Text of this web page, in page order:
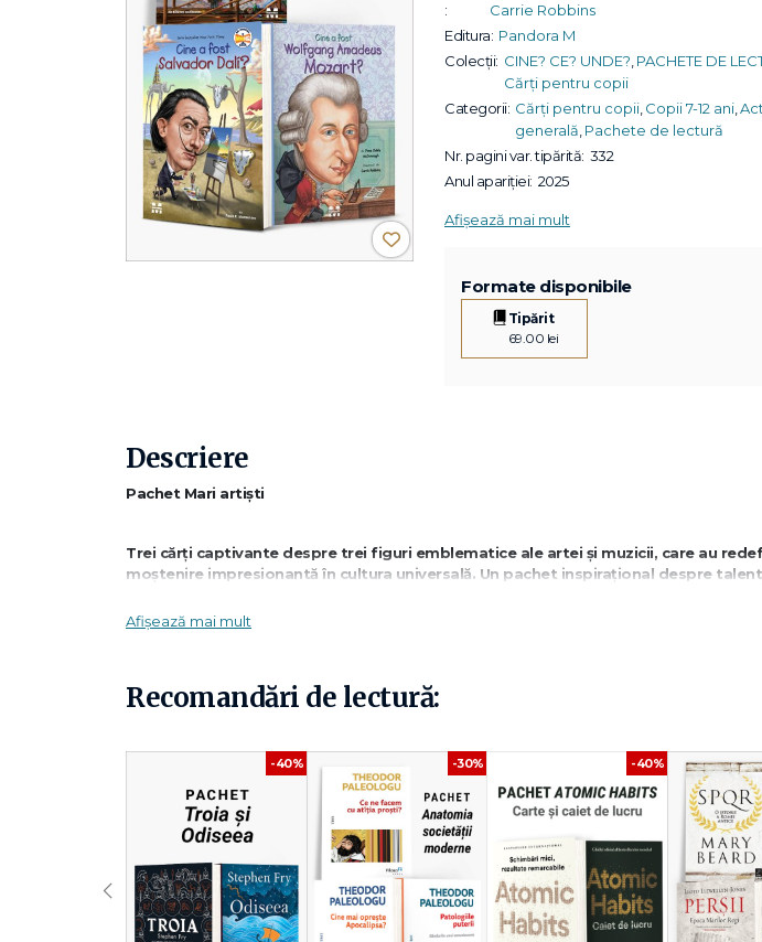
:
Carrie Robbins
Editura: Pandora M
Colecții: CINE? CE? UNDE? PACHETE DE
Cărți pentru copii
Categorii: Cărți pentru copii Copii 7-12 ani
generală Pachete de lectură
Nr. pagini var. tipărită: 332
Anul apariției: 2025
Afișează mai mult
Formate disponibile
Tipărit
69.00 lei
Descriere
Pachet Mari artiști
Trei cărți captivante despre trei figuri emblematice ale artei și muzicii, care au
moștenire impresionantă în cultura universală. Un pachet inspirațional despre
Descoperă poveștile unor artiști care au schimbat lumea prin viziunea și creațiile lor.
Cine a fost Michelangelo? – Kirsten Anderson
Viața lui Michelangelo, unul dintre cei mai mari artiști ai Renașterii, cunoscut pentru sculpturile și
influențat profund istoria artei.
✔Cine a fost Salvador Dalí? – Paula K. Manzanero
Povestea lui Salvador Dalí, unul dintre cei mai originali artiști ai secolului XX, celebru pentru stilul
neconvențională.
Afișează mai mult
Recomandări de lectură:
-40% -30% -40%
‹